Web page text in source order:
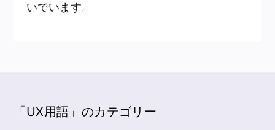
いでいます。
「UX用語」のカテゴリー